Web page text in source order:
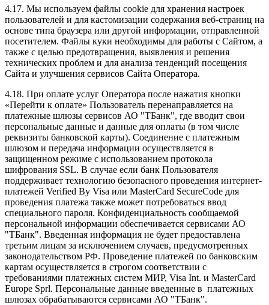
4.17. Мы используем файлы cookie для хранения настроек
пользователей и для кастомизации содержания веб-страниц на
основе типа браузера или другой информации, отправленной
посетителем. Файлы куки необходимы для работы с Сайтом, а
также с целью предотвращения, выявления и решения
технических проблем и для анализа тенденций посещения
Сайта и улучшения сервисов Сайта Оператора.
4.18. При оплате услуг Оператора после нажатия кнопки
«Перейти к оплате» Пользователь перенаправляется на
платежные шлюзы сервисов АО "ТБанк", где вводит свои
персональные данные и данные для оплаты (в том числе
реквизиты банковской карты). Соединение с платежным
шлюзом и передача информации осуществляется в
защищенном режиме с использованием протокола
шифрования SSL. В случае если банк Пользователя
поддерживает технологию безопасного проведения интернет-
платежей Verified By Visa или MasterCard SecureCode для
проведения платежа также может потребоваться ввод
специального пароля. Конфиденциальность сообщаемой
персональной информации обеспечивается сервисами АО
"ТБанк". Введенная информация не будет предоставлена
третьим лицам за исключением случаев, предусмотренных
законодательством РФ. Проведение платежей по банковским
картам осуществляется в строгом соответствии с
требованиями платежных систем МИР, Visa Int. и MasterCard
Europe Sprl. Персональные данные введенные в платежных
шлюзах обрабатываются сервисами АО "ТБанк".